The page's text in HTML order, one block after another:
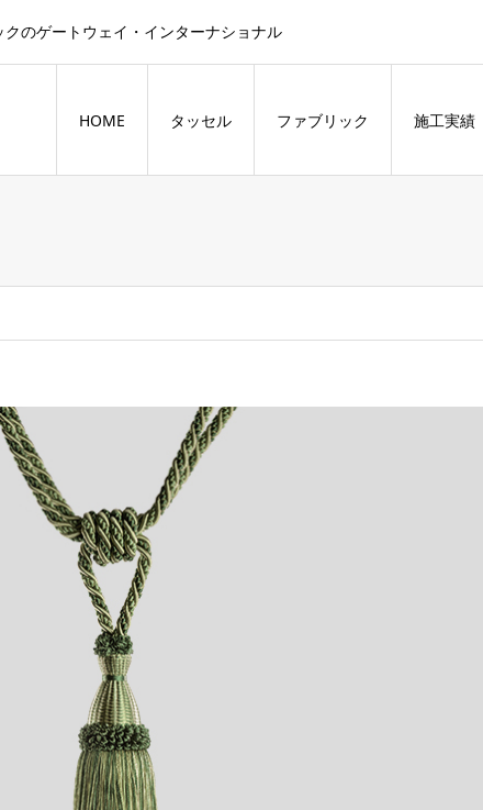
のゲートウェイ・インターナショナル
HOME タッセル ファブリック 施工実績